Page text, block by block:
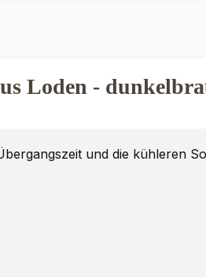
Loden -
und die kühleren